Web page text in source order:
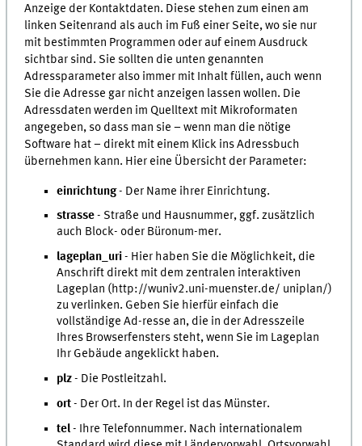
Anzeige der Kontaktdaten. Diese stehen zum einen am
linken Seitenrand als auch im Fuß einer Seite, wo sie nur
mit bestimmten Programmen oder auf einem Ausdruck
sichtbar sind. Sie sollten die unten genannten
Adressparameter also immer mit Inhalt füllen, auch wenn
Sie die Adresse gar nicht anzeigen lassen wollen. Die
Adressdaten werden im Quelltext mit Mikroformaten
angegeben, so dass man sie – wenn man die nötige
Software hat – direkt mit einem Klick ins Adressbuch
übernehmen kann. Hier eine Übersicht der Parameter:
einrichtung- Der Name ihrer Einrichtung.
strasse- Straße und Hausnummer, ggf. zusätzlich
auch Block- oder Büronum-mer.
lageplan_uri- Hier haben Sie die Möglichkeit, die
Anschrift direkt mit dem zentralen interaktiven
Lageplan (http://wuniv2.uni-muenster.de/ uniplan/)
zu verlinken. Geben Sie hierfür einfach die
vollständige Ad-resse an, die in der Adresszeile
Ihres Browserfensters steht, wenn Sie im Lageplan
Ihr Gebäude angeklickt haben.
plz- Die Postleitzahl.
ort- Der Ort. In der Regel ist das Münster.
tel- Ihre Telefonnummer. Nach internationalem